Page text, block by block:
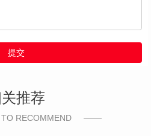
提交
推荐
RECOMMEND